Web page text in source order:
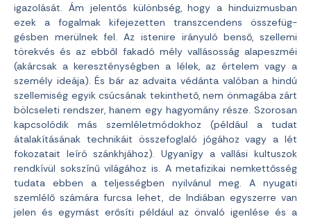
igazolását. Ám jelentős különbség, hogy a hinduizmusban
ezek a fogalmak kifejezetten transzcendens összefüg­
gésben merülnek fel. Az istenire irányuló benső, szellemi
törekvés és az ebből fakadó mély vallá­sosság alapeszméi
(akárcsak a kereszténységben a lélek, az értelem vagy a
személy ideája). És bár az advaita védánta valóban a hindú
szellemiség egyik csúcsának tekinthető, nem önmagába zárt
bölcseleti rendszer, hanem egy hagyomány része. Szorosan
kapcsolódik más szemléletmódokhoz (például a tudat
átalakításának technikáit összefoglaló jógához vagy a lét
fokozatait leíró szánkhjához). Ugyanígy a vallási kultuszok
rendkívül sokszínű világához is. A metafizikai nemkettősség
tudata ebben a teljességben nyilvánul meg. A nyugati
szemlélő számára furcsa lehet, de Indiában egyszerre van
jelen és egymást erősíti például az önvaló igenlése és a